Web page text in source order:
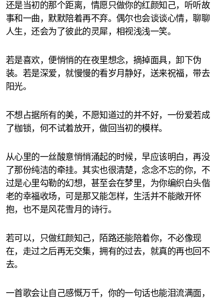
还是当初的那个距离，情愿只做你的红颜知己，听听故
事和一曲，默默陪着再不弃。偶尔也会谈谈心情，聊聊
人生，还会为了彼此的灵犀，相视浅浅一笑。
若是喜欢，便悄悄的在夜里想念，摘掉面具，卸下伪
装。若是深爱，就慢慢的看岁月静好，送来祝福，带去
阳光。
不想占据所有的美，不愿知道过的并不好，一份爱若成
了枷锁，何不试着放开，做回当初的模样。
从心里的一丝酸意悄悄涌起的时候，早应该明白，再没
了那份纯洁的牵挂。其实也很清楚，念念不忘的你，不
过是心里勾勒的幻想，甚至会在梦里，为你编织白头偕
老的幸福收场，可是那又能怎样，生活并不能敞开怀
抱，也不是风花雪月的诗行。
若可以，只做红颜知己，陌路还能陪着你，不必像现
在，走过之后再无交集，拥有的过去，就真的再也回不
去。
一首歌会让自己感慨万千，你的一句话也能泪流满面，